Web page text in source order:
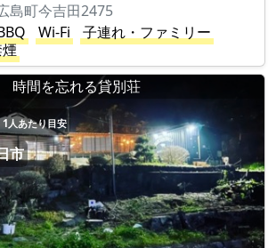
島町今吉田2475
Wi-Fi
子連れ・ファミリー
時間を忘れる貸別荘
1人あたり目安
市